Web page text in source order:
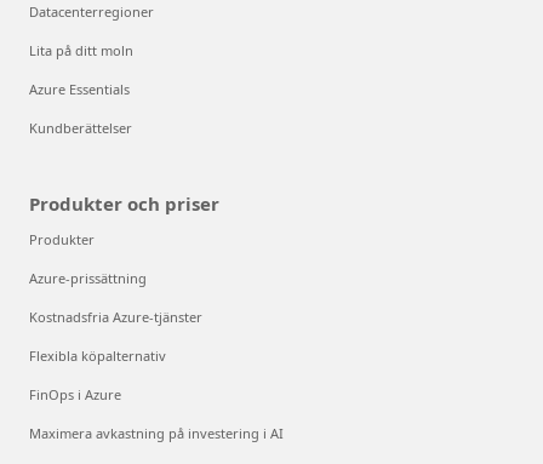
Datacenterregioner
Lita på ditt moln
Azure Essentials
Kundberättelser
Produkter och priser
Produkter
Azure-prissättning
Kostnadsfria Azure-tjänster
Flexibla köpalternativ
FinOps i Azure
Maximera avkastning på investering i AI